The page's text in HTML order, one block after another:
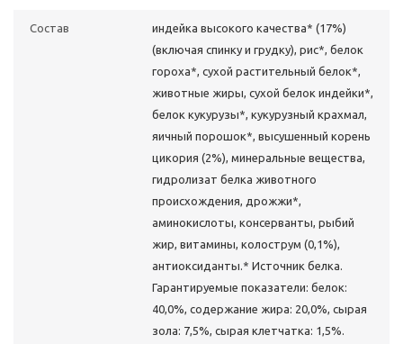
Состав
индейка высокого качества* (17%)
(включая спинку и грудку), рис*, белок
гороха*, сухой растительный белок*,
животные жиры, сухой белок индейки*,
белок кукурузы*, кукурузный крахмал,
яичный порошок*, высушенный корень
цикория (2%), минеральные вещества,
гидролизат белка животного
происхождения, дрожжи*,
аминокислоты, консерванты, рыбий
жир, витамины, колострум (0,1%),
антиоксиданты.* Источник белка.
Гарантируемые показатели: белок:
40,0%, содержание жира: 20,0%, сырая
зола: 7,5%, сырая клетчатка: 1,5%.